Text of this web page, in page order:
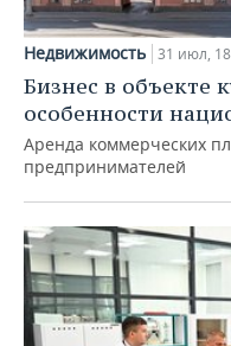
Недвижимость 31 июл,
Бизнес в объекте
особенности
Аренда коммерческих
предпринимателей